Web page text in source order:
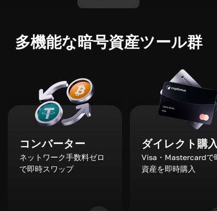
多機能な暗号資産ツール群
コンバーター
ネットワーク手数料ゼロ
で即時スワップ
ダイレクト購
Visa・Mastercardで
資産を即時購入